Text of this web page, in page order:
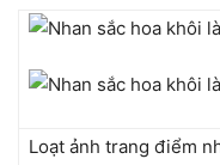
Loạt ảnh trang điểm